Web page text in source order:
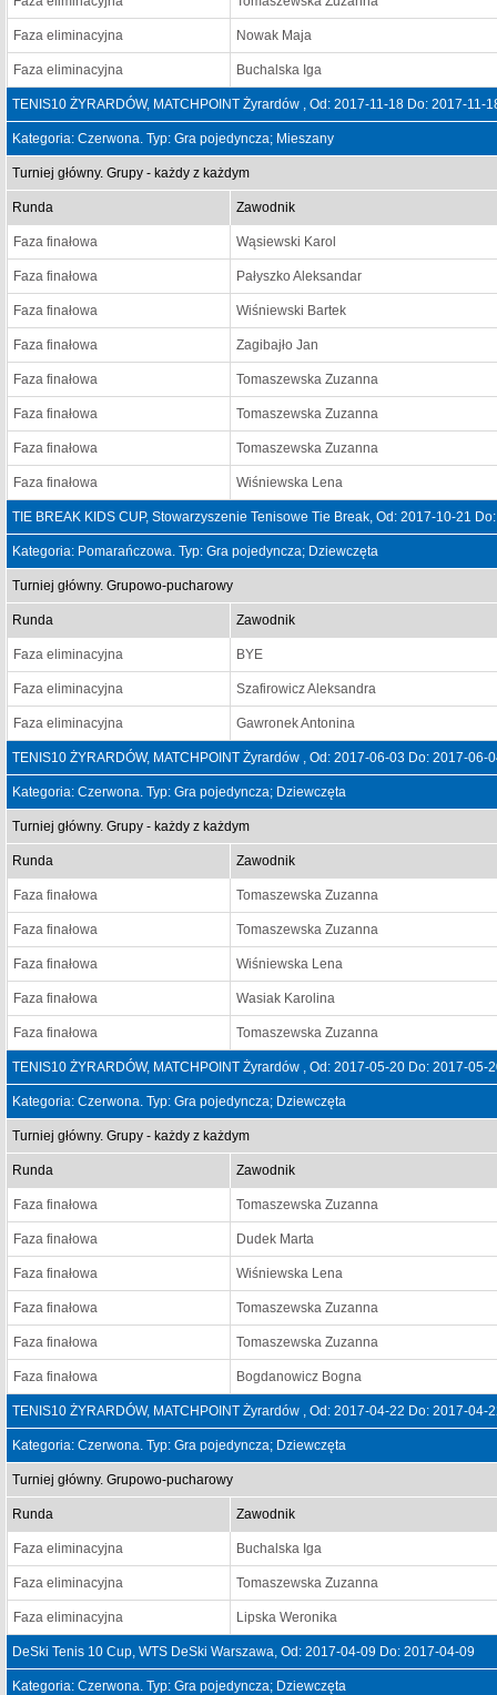
Faza eliminacyjna Nowak Maja
Faza eliminacyjna Buchalska Iga
TENIS10 ŻYRARDÓW, MATCHPOINT Żyrardów , Od: 2017-11-18 Do: 2017-11-
Kategoria: Czerwona. Typ: Gra pojedyncza; Mieszany
Turniej główny. Grupy - każdy z każdym
Runda Zawodnik
Faza finałowa Wąsiewski Karol
Faza finałowa Pałyszko Aleksandar
Faza finałowa Wiśniewski Bartek
Faza finałowa Zagibajło Jan
Faza finałowa Tomaszewska Zuzanna
Faza finałowa Tomaszewska Zuzanna
Faza finałowa Tomaszewska Zuzanna
Faza finałowa Wiśniewska Lena
TIE BREAK KIDS CUP, Stowarzyszenie Tenisowe Tie Break, Od: 2017-10-21
Kategoria: Pomarańczowa. Typ: Gra pojedyncza; Dziewczęta
Turniej główny. Grupowo-pucharowy
Runda Zawodnik
Faza eliminacyjna BYE
Faza eliminacyjna Szafirowicz Aleksandra
Faza eliminacyjna Gawronek Antonina
TENIS10 ŻYRARDÓW, MATCHPOINT Żyrardów , Od: 2017-06-03 Do: 2017-06-
Kategoria: Czerwona. Typ: Gra pojedyncza; Dziewczęta
Turniej główny. Grupy - każdy z każdym
Runda Zawodnik
Faza finałowa Tomaszewska Zuzanna
Faza finałowa Tomaszewska Zuzanna
Faza finałowa Wiśniewska Lena
Faza finałowa Wasiak Karolina
Faza finałowa Tomaszewska Zuzanna
TENIS10 ŻYRARDÓW, MATCHPOINT Żyrardów , Od: 2017-05-20 Do: 2017-05-
Kategoria: Czerwona. Typ: Gra pojedyncza; Dziewczęta
Turniej główny. Grupy - każdy z każdym
Runda Zawodnik
Faza finałowa Tomaszewska Zuzanna
Faza finałowa Dudek Marta
Faza finałowa Wiśniewska Lena
Faza finałowa Tomaszewska Zuzanna
Faza finałowa Tomaszewska Zuzanna
Faza finałowa Bogdanowicz Bogna
TENIS10 ŻYRARDÓW, MATCHPOINT Żyrardów , Od: 2017-04-22 Do: 2017-04-
Kategoria: Czerwona. Typ: Gra pojedyncza; Dziewczęta
Turniej główny. Grupowo-pucharowy
Runda Zawodnik
Faza eliminacyjna Buchalska Iga
Faza eliminacyjna Tomaszewska Zuzanna
Faza eliminacyjna Lipska Weronika
DeSki Tenis 10 Cup, WTS DeSki Warszawa, Od: 2017-04-09 Do: 2017-04-09
Kategoria: Czerwona. Typ: Gra pojedyncza; Dziewczęta